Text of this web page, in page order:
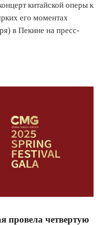
китайской оперы к
его моментах
в Пекине на пресс-
провела четвертую